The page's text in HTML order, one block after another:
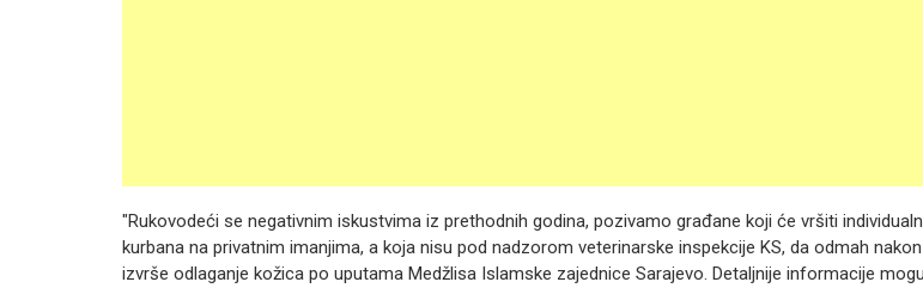
"Rukovodeći se negativnim iskustvima iz prethodnih godina, pozivamo građane koji će vršiti
kurbana na privatnim imanjima, a koja nisu pod nadzorom veterinarske inspekcije KS, da odmah
izvrše odlaganje kožica po uputama Medžlisa Islamske zajednice Sarajevo. Detaljnije informacije